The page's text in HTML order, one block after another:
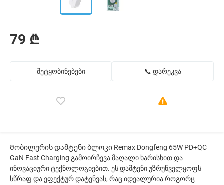
79 ₾
შეტყობინებები 📞 დარეკვა
Მობილურის დამტენი ბლოკი Remax Dongfeng 65W PD+QC
GaN Fast Charging გამოირჩევა მაღალი ხარისხით და
ინოვაციური ტექნოლოგიებით. ეს დამტენი უზრუნველყოფს
სწრაფ და ეფექტურ დატენვას, რაც იდეალურია როგორც